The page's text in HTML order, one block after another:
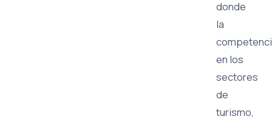
donde
la
en los
sectores
de
turismo,